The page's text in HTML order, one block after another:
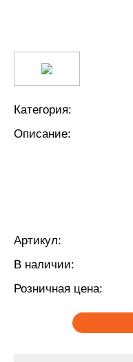
Категория:
Описание:
Артикул:
В наличии:
Розничная цена: